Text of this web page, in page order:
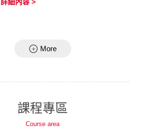
詳細內容 >
More
課程專區
Course area